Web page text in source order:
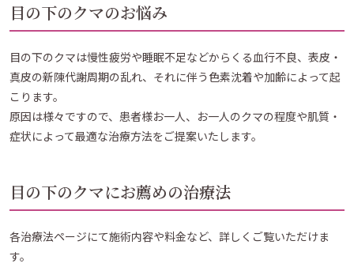
目の下のクマのお悩み
目の下のクマは慢性疲労や睡眠不足などからくる血行不良、表皮・
真皮の新陳代謝周期の乱れ、それに伴う色素沈着や加齢によって起
こります。
原因は様々ですので、患者様お一人、お一人のクマの程度や肌質・
症状によって最適な治療方法をご提案いたします。
目の下のクマにお薦めの治療法
各治療法ページにて施術内容や料金など、詳しくご覧いただけま
す。